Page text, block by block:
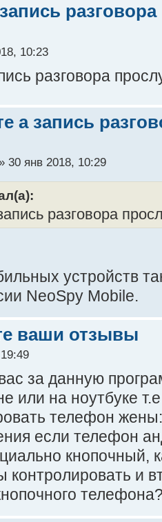
10:23
разговора
а запись
30 янв 2018, 10:29
разговора
устройств
NeoSpy Mobile.
ваши отзывы
за данную
или на ноутбуке
телефон
если телефон
кнопочный,
контролировать и